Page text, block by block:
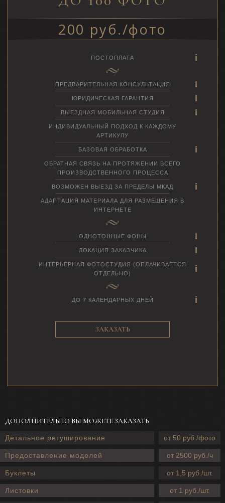
200 руб./фото
ПОСТОПЛАТА
ПРЕДВАРИТЕЛЬНАЯ КОНСУЛЬТАЦИЯ
ЮРИДИЧЕСКАЯ ГАРАНТИЯ
ВЫЕЗДНАЯ МОБИЛЬНАЯ СТУДИЯ
ИНДИВИДУАЛЬНЫЙ ПОДХОД К КАЖДОМУ
АРТИКУЛУ
БАЗОВАЯ ОБРАБОТКА
ОБРАТНАЯ СВЯЗЬ НА ПРОТЯЖЕНИИ ВСЕГО
ПРОИЗВОДСТВЕННОГО ПРОЦЕССА
ВОЗМОЖЕН ВЫЕЗД ЗА ПРЕДЕЛЫ МКАД
АДАПТАЦИЯ МАТЕРИАЛА ДЛЯ РАЗМЕЩЕНИЯ В
ИНТЕРНЕТЕ
ОДНОТОННЫЕ ФОНЫ
ЛОКАЦИЯ ЗАКАЗЧИКА
ИНТЕРЬЕРНАЯ ФОТОСТУДИЯ (ОПЛАЧИВАЕТСЯ
ОТДЕЛЬНО)
ДО 7 КАЛЕНДАРНЫХ ДНЕЙ
ЗАКАЗАТЬ
ДОПОЛНИТЕЛЬНО ВЫ МОЖЕТЕ ЗАКАЗАТЬ
Детальное ретуширование от 50 руб./фото
Предоставление моделей от 2500 руб./ч
Буклеты от 1,5 руб./шт.
Листовки от 1 руб./шт.